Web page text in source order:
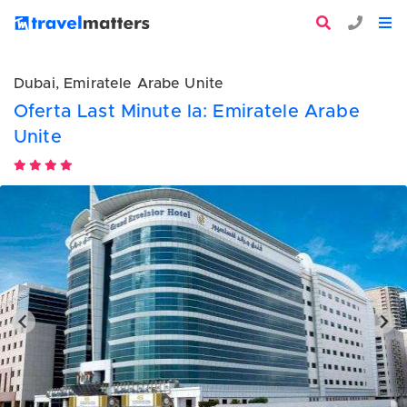
Dubai, Emiratele Arabe Unite
Oferta Last Minute la: Emiratele Arabe
Unite